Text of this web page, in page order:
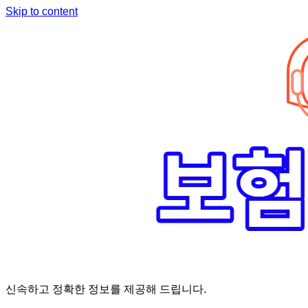
Skip to content
신속하고 정확한 정보를 제공해 드립니다.